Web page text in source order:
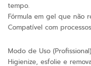
tempo.
Fórmula em gel que não
Compatível com
Modo de Uso (Profissional)
Higienize, esfolie e